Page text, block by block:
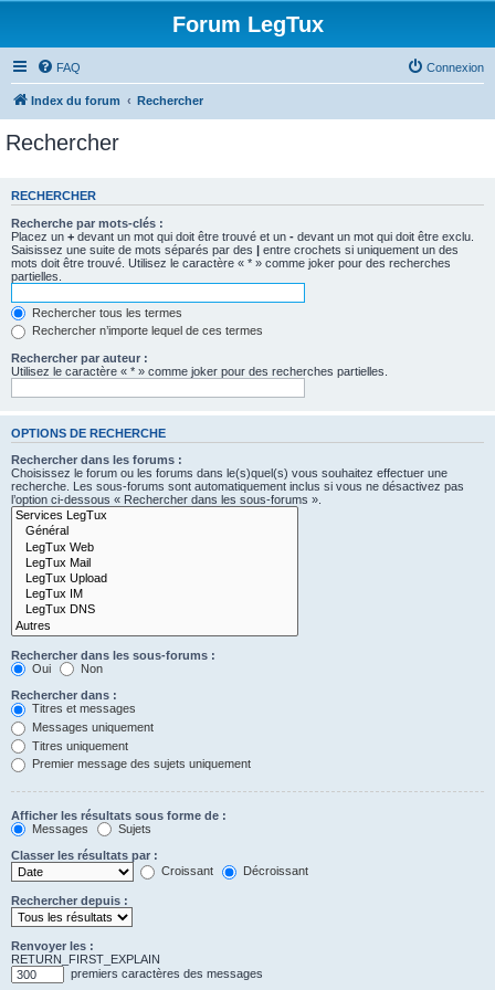
Forum LegTux
FAQ Connexion
Index du forum Rechercher
Rechercher
RECHERCHER
Recherche par mots-clés :
Placez un + devant un mot qui doit être trouvé et un - devant un mot qui doit être exclu.
Saisissez une suite de mots séparés par des | entre crochets si uniquement un des
mots doit être trouvé. Utilisez le caractère « * » comme joker pour des recherches
partielles.
Rechercher tous les termes
Rechercher n’importe lequel de ces termes
Rechercher par auteur :
Utilisez le caractère « * » comme joker pour des recherches partielles.
OPTIONS DE RECHERCHE
Rechercher dans les forums :
Choisissez le forum ou les forums dans le(s)quel(s) vous souhaitez effectuer une
recherche. Les sous-forums sont automatiquement inclus si vous ne désactivez pas
l’option ci-dessous « Rechercher dans les sous-forums ».
Rechercher dans les sous-forums :
Oui
Non
Rechercher dans :
Titres et messages
Messages uniquement
Titres uniquement
Premier message des sujets uniquement
Afficher les résultats sous forme de :
Messages
Sujets
Classer les résultats par :
Croissant
Décroissant
Rechercher depuis :
Renvoyer les :
RETURN_FIRST_EXPLAIN
premiers caractères des messages